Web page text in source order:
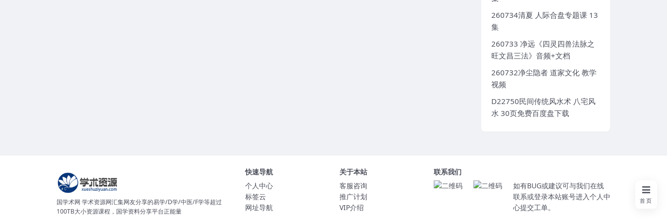
260734清夏 人际合盘专题课 13
集
260733 净远《四灵四兽法脉之
旺文昌三法》音频+文档
260732净尘隐者 道家文化 教学
视频
D22750民间传统风水术 八宅风
水 30页免费百度盘下载
国学术网 学术资源网汇集网友分享的易学/D学/中医/F学等超过
100TB大小资源课程，国学资料分享平台正能量
快速导航
个人中心
标签云
网址导航
关于本站
客服咨询
推广计划
VIP介绍
联系我们
如有BUG或建议可与我们在线
联系或登录本站账号进入个人中
心提交工单。
首页